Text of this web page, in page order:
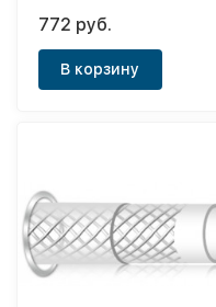
772 руб.
В корзину